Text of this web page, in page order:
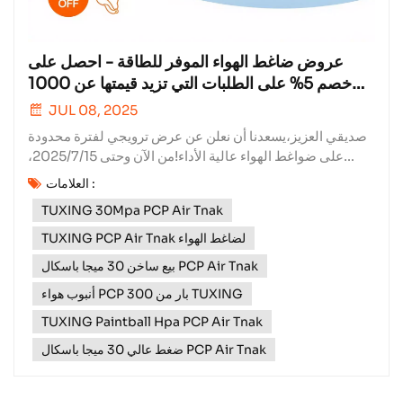
عروض ضاغط الهواء الموفر للطاقة - احصل على
خصم 5% على الطلبات التي تزيد قيمتها عن 1000
JUL 08, 2025
صديقي العزيز،يسعدنا أن نعلن عن عرض ترويجي لفترة محدودة
على ضواغط الهواء عالية الأداء!من الآن وحتى 2025/7/15،
استمتع بخصم حصري 5% على جميع الطلبات التي تزيد قيمتها
عن 1000 دولار. لماذا تختار ضواغط الهواء الخاصة بنا؟تم تصميم
ضواغط الهواء الخاصة بنا لتحقيق الموثوقية والكفاءة والمتانة،
مما يجعلها الخيار...
العلامات :
TUXING 30Mpa PCP Air Tnak
TUXING PCP Air Tnak لضاغط الهواء
بيع ساخن 30 ميجا باسكال PCP Air Tnak
أنبوب هواء PCP 300 بار من TUXING
TUXING Paintball Hpa PCP Air Tnak
ضغط عالي 30 ميجا باسكال PCP Air Tnak